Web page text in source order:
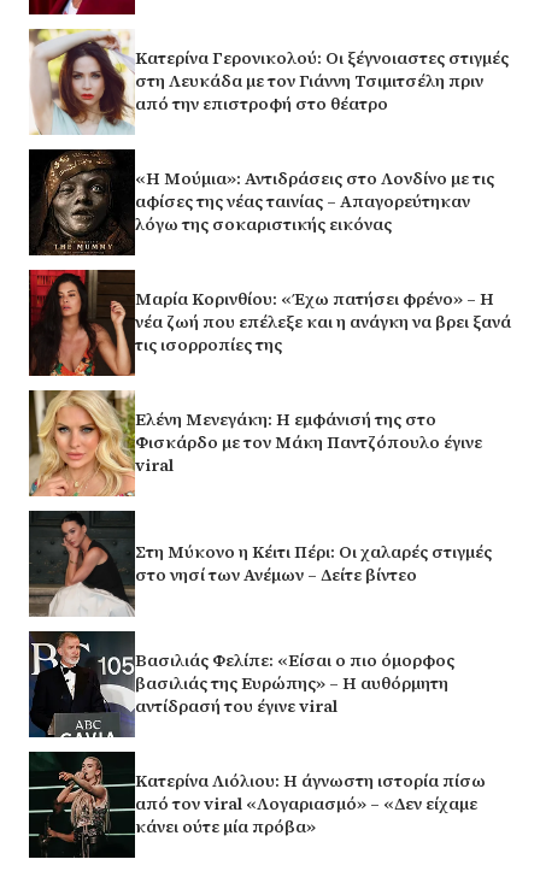
Κατερίνα Γερονικολού: Οι ξέγνοιαστες στιγμές
στη Λευκάδα με τον Γιάννη Τσιμιτσέλη πριν
από την επιστροφή στο θέατρο
«Η Μούμια»: Αντιδράσεις στο Λονδίνο με τις
αφίσες της νέας ταινίας – Απαγορεύτηκαν
λόγω της σοκαριστικής εικόνας
Μαρία Κορινθίου: «Έχω πατήσει φρένο» – Η
νέα ζωή που επέλεξε και η ανάγκη να βρει ξανά
τις ισορροπίες της
Ελένη Μενεγάκη: Η εμφάνισή της στο
Φισκάρδο με τον Μάκη Παντζόπουλο έγινε
viral
Στη Μύκονο η Κέιτι Πέρι: Οι χαλαρές στιγμές
στο νησί των Ανέμων – Δείτε βίντεο
Βασιλιάς Φελίπε: «Είσαι ο πιο όμορφος
βασιλιάς της Ευρώπης» – Η αυθόρμητη
αντίδρασή του έγινε viral
Κατερίνα Λιόλιου: Η άγνωστη ιστορία πίσω
από τον viral «Λογαριασμό» – «Δεν είχαμε
κάνει ούτε μία πρόβα»